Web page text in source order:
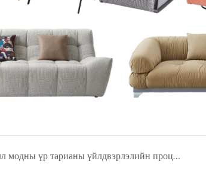
Металл модны үр тарианы үйлдвэрлэлийн процессын кодыг тайлахын тулд Yumeya-гийн онлайн үйлдвэрт зочлоорой